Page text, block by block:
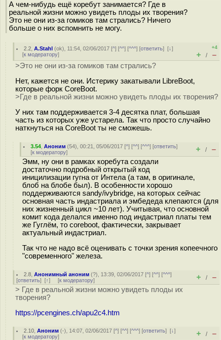
А чем-нибудь ещё коребут занимается? Где в
реальной жизни можно увидеть плоды их творения?
Это не они из-за гомиков там стрались? Ничего
больше о них вспомнить не могу.
2.2 ,A.Stahl (ok), 11:54, 02/06/2017 [^] [^^] [^^^] [ответить][↓]
[к модератору]
+4
+ / –
>Это не они из-за гомиков там стрались?
Нет, кажется не они. Истерику закатывали LibreBoot,
которые форк CoreBoot.
>Где в реальной жизни можно увидеть плоды их творения?
У них там поддерживается 3-4 десятка плат, большая
часть из которых уже устарела. Так что просто случайно
наткнуться на CoreBoot ты не сможешь.
3.54 ,Аноним (54), 00:21, 05/06/2017 [^] [^^] [^^^] [ответить]
[к модератору] + / –
Эмм, ну они в рамках коребута создали
достаточно подробный открытый код
иницилизации гугна от Интела (а там, в оригинале,
блоб на блобе был). В особенности хорошо
поддерживаются sandy/ivybridge, на которых сейчас
основная часть индастриала и эмбедеда клепаются (для
них жизненный цикл ~10 лет). Учитывая, что основной
комит кода делался именно под индастриал платы тем
же Гуглём, то coreboot, фактически, закрывает
актуальный индастриал.
Так что не надо всё оценивать с точки зрения копеечного
"современного" железа.
2.8 ,Анонимный аноним (?), 13:39, 02/06/2017 [^] [^^] [^^^]
[ответить] [↑] [к модератору] + / –
> Где в реальной жизни можно увидеть плоды их
творения?
https://pcengines.ch/apu2c4.htm
2.10 ,Аноним (-), 14:07, 02/06/2017 [^] [^^] [^^^] [ответить][↓]
[к модератору] + / –